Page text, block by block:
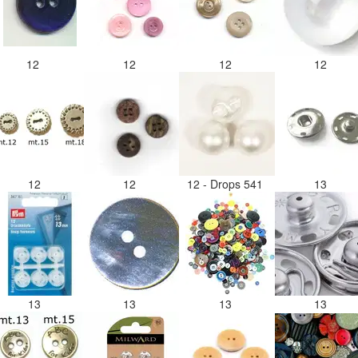
12 12 12 12
12 12 12 - Drops 541 13
13 13 13 13